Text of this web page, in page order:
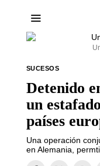
SUCESOS
Detenido
un
países
Una operación
en Alemania,